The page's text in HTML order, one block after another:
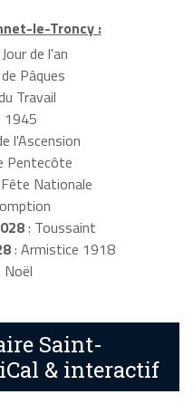
le-Troncy :
de l'an
Pâques
Travail
1945
l'Ascension
Pentecôte
Nationale
: Toussaint
: Armistice 1918
Noël
Saint-
& interactif